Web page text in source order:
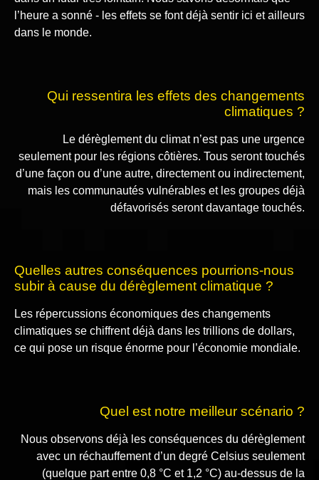
l’heure a sonné - les effets se font déjà sentir ici et ailleurs
dans le monde.
Qui ressentira les effets des changements
climatiques ?
Le dérèglement du climat n’est pas une urgence
seulement pour les régions côtières. Tous seront touchés
d’une façon ou d’une autre, directement ou indirectement,
mais les communautés vulnérables et les groupes déjà
défavorisés seront davantage touchés.
Quelles autres conséquences pourrions-nous
subir à cause du dérèglement climatique ?
Les répercussions économiques des changements
climatiques se chiffrent déjà dans les trillions de dollars,
ce qui pose un risque énorme pour l’économie mondiale.
Quel est notre meilleur scénario ?
Nous observons déjà les conséquences du dérèglement
avec un réchauffement d’un degré Celsius seulement
(quelque part entre 0,8 °C et 1,2 °C) au-dessus de la